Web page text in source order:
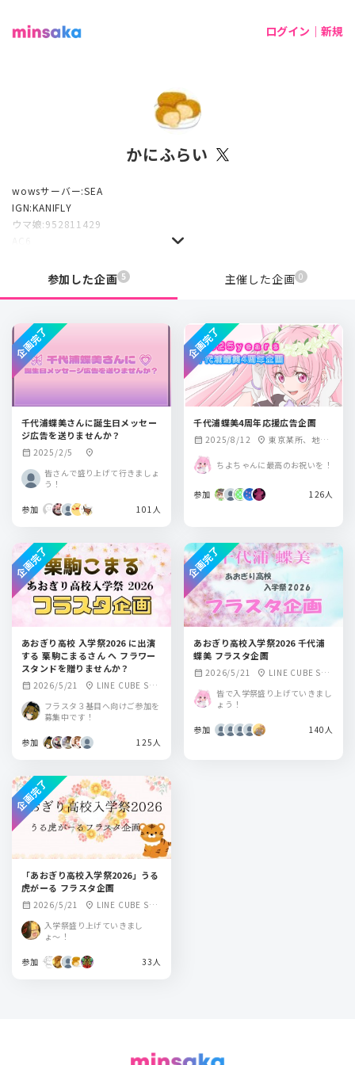
ログイン｜新規
かにふらい
wowsサーバー:SEA
IGN:KANIFLY
ウマ娘:952811429
参加した企画 5 主催した企画 0
千代浦蝶美さんに誕生日メッセー
ジ広告を送りませんか？
calendar_month 2025/2/5 location_on
皆さんで盛り上げて行きましょ
う！
参加 101人
企画完了
千代浦蝶美4周年応援広告企画
calendar_month 2025/8/12 location_on 東京某所、地方
ちよちゃんに最高のお祝いを！
参加 126人
企画完了
あおぎり高校 入学祭2026 に出演
する 栗駒こまるさん へ フラワー
スタンドを贈りませんか？
calendar_month 2026/5/21 location_on LINE CUBE SHI
堂）
フラスタ３基目へ向けご参加を
募集中です！
参加 125人
企画完了
あおぎり高校入学祭2026 千代浦
蝶美 フラスタ企画
calendar_month 2026/5/21 location_on LINE CUBE SHI
堂）
皆で入学祭盛り上げていきまし
ょう！
参加 140人
企画完了
「あおぎり高校入学祭2026」うる
虎がーる フラスタ企画
calendar_month 2026/5/21 location_on LINE CUBE SHI
入学祭盛り上げていきまし
ょ〜！
参加 33人
企画完了